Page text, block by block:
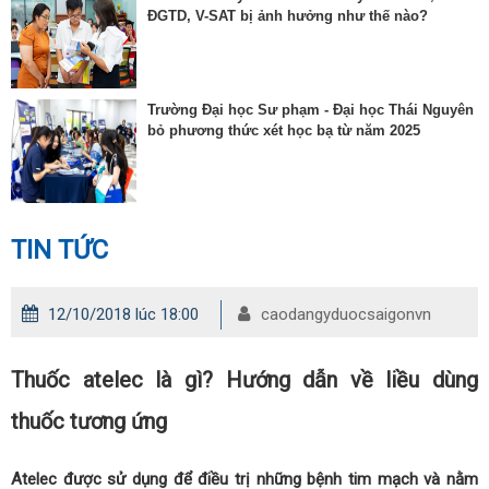
ĐGTD, V-SAT bị ảnh hưởng như thế nào?
Trường Đại học Sư phạm - Đại học Thái Nguyên
bỏ phương thức xét học bạ từ năm 2025
TIN TỨC
12/10/2018 lúc 18:00 caodangyduocsaigonvn
Thuốc atelec là gì? Hướng dẫn về liều dùng
thuốc tương ứng
Atelec được sử dụng để điều trị những bệnh tim mạch và nằm